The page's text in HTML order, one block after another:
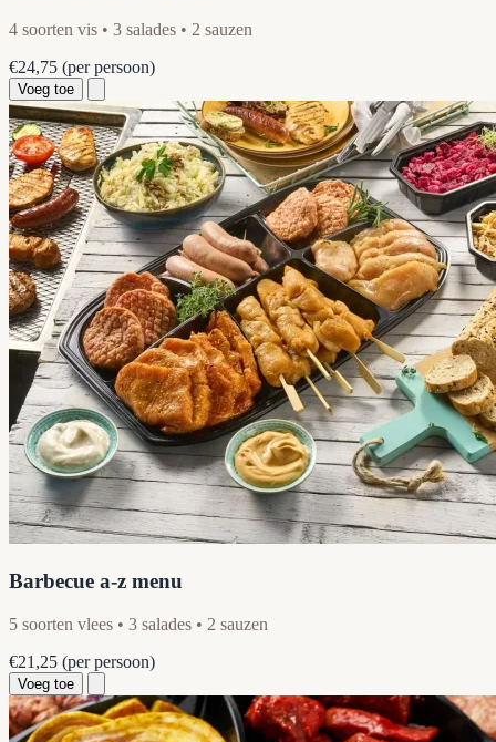
4 soorten vis • 3 salades • 2 sauzen
€24,75 (per persoon)
Voeg toe
Barbecue a-z menu
5 soorten vlees • 3 salades • 2 sauzen
€21,25 (per persoon)
Voeg toe